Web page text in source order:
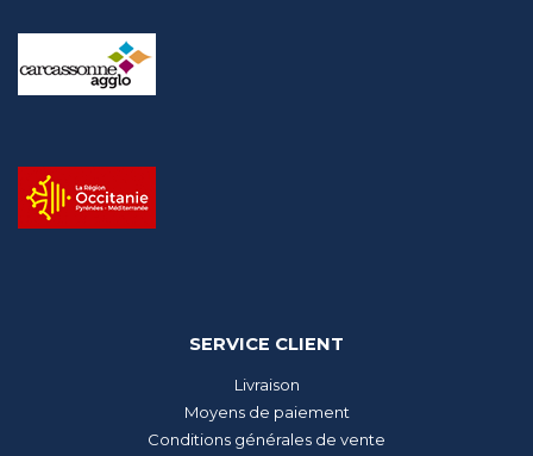
SERVICE CLIENT
Livraison
Moyens de paiement
Conditions générales de vente